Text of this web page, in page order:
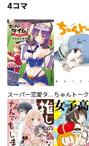
4コマ
スーパー恋愛タイム！～現場でドＳな彼女は自宅でデレる～ ちゅんトーク